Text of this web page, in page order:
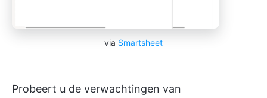
via Smartsheet
Probeert u de verwachtingen van